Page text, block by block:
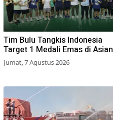
Tim Bulu Tangkis Indonesia
Target 1 Medali Emas di Asian
Games 2026
Jumat, 7 Agustus 2026